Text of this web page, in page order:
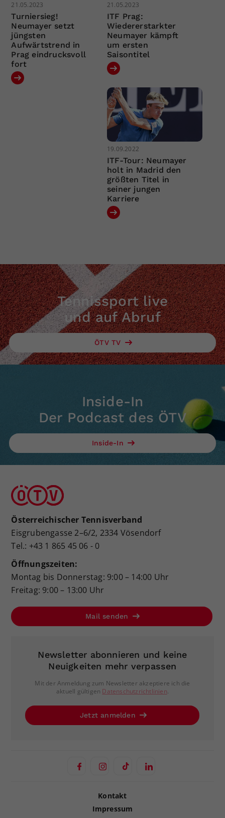
21.05.2023
Turniersieg!
Neumayer setzt
jüngsten
Aufwärtstrend in
Prag eindrucksvoll
fort
21.05.2023
ITF Prag:
Wiedererstarkter
Neumayer kämpft
um ersten
Saisontitel
19.09.2022
ITF-Tour: Neumayer
holt in Madrid den
größten Titel in
seiner jungen
Karriere
Tennissport live
und auf Abruf
ÖTV TV
Inside-In
Der Podcast des ÖTV
Inside-In
Österreichischer Tennisverband
Eisgrubengasse 2–6/2, 2334 Vösendorf
Tel.: +43 1 865 45 06 - 0
Öffnungszeiten:
Montag bis Donnerstag: 9:00 – 14:00 Uhr
Freitag: 9:00 – 13:00 Uhr
Mail senden
Newsletter abonnieren und keine
Neuigkeiten mehr verpassen
Mit der Anmeldung zum Newsletter akzeptiere ich die
aktuell gültigen Datenschutzrichtlinien.
Jetzt anmelden
Kontakt
Impressum